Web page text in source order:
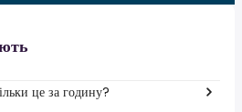
це за годину?